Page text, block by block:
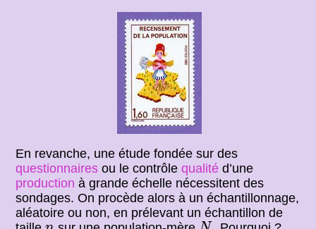
En revanche, une étude fondée sur des
questionnaires ou le contrôlequalité d’une
production à grande échelle nécessitent des
sondages. On procède alors à un échantillonnage,
aléatoire ou non, en prélevant un échantillon de
n N.